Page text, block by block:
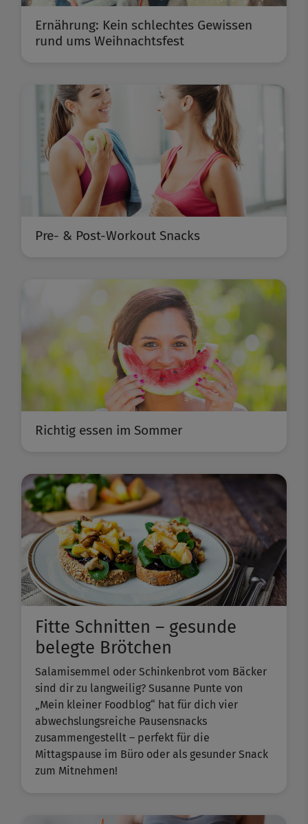
Ernährung: Kein schlechtes Gewissen
rund ums Weihnachtsfest
Pre- & Post-Workout Snacks
Richtig essen im Sommer
Fitte Schnitten – gesunde
belegte Brötchen
Salamisemmel oder Schinkenbrot vom Bäcker
sind dir zu langweilig? Susanne Punte von
„Mein kleiner Foodblog“ hat für dich vier
abwechslungsreiche Pausensnacks
zusammengestellt – perfekt für die
Mittagspause im Büro oder als gesunder Snack
zum Mitnehmen!